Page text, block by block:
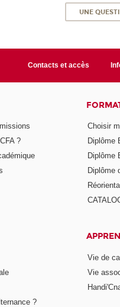
UNE
Contacts et accès
?
Choisir
Diplôme
Diplôme
Diplôme
?
Vie de
Vie